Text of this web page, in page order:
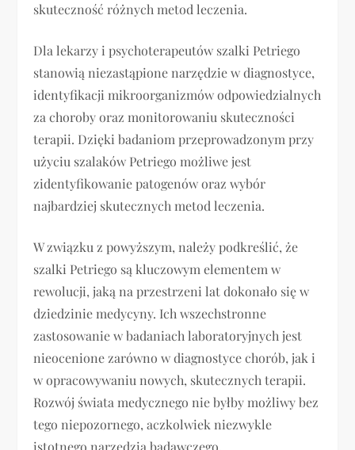
skuteczność różnych metod leczenia.
Dla lekarzy i psychoterapeutów szalki Petriego
stanowią niezastąpione narzędzie w diagnostyce,
identyfikacji mikroorganizmów odpowiedzialnych
za choroby oraz monitorowaniu skuteczności
terapii. Dzięki badaniom przeprowadzonym przy
użyciu szalaków Petriego możliwe jest
zidentyfikowanie patogenów oraz wybór
najbardziej skutecznych metod leczenia.
W związku z powyższym, należy podkreślić, że
szalki Petriego są kluczowym elementem w
rewolucji, jaką na przestrzeni lat dokonało się w
dziedzinie medycyny. Ich wszechstronne
zastosowanie w badaniach laboratoryjnych jest
nieocenione zarówno w diagnostyce chorób, jak i
w opracowywaniu nowych, skutecznych terapii.
Rozwój świata medycznego nie byłby możliwy bez
tego niepozornego, aczkolwiek niezwykle
istotnego narzędzia badawczego.